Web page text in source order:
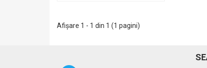
Afişare 1 - 1 din 1 (1 pagini)